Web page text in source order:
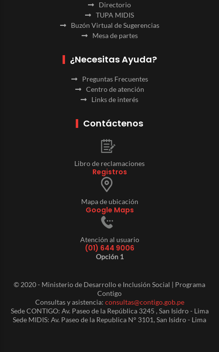
Directorio
TUPA MIDIS
Buzón Virtual de Sugerencias
Mesa de partes
¿Necesitas Ayuda?
Preguntas Frecuentes
Centro de atención
Links de interés
Contáctenos
Libro de reclamaciones
Registros
Mapa de ubicación
Google Maps
Atención al usuario
(01) 644 9006
Opción 1
© 2020 - Ministerio de Desarrollo e Inclusión Social | Programa
Contigo
Consultas y asistencia: consultas@contigo.gob.pe
Sede CONTIGO: Av. Paseo de la República 3245 , San Isidro - Lima
Sede MIDIS: Av. Paseo de la Republica N° 3101, San Isidro - Lima